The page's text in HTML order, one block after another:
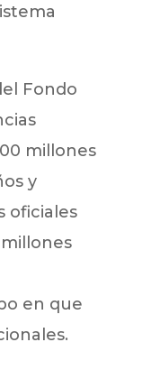
Fondo
millones
y
oficiales
en que